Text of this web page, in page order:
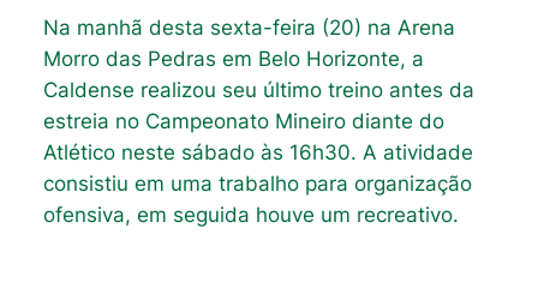
Na manhã desta sexta-feira (20) na Arena
Morro das Pedras em Belo Horizonte, a
Caldense realizou seu último treino antes da
estreia no Campeonato Mineiro diante do
Atlético neste sábado às 16h30. A atividade
consistiu em uma trabalho para organização
ofensiva, em seguida houve um recreativo.